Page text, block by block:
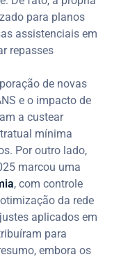
para planos
assistenciais em
repasses
de novas
e o impacto de
a custear
mínima
Por outro lado,
marcou uma
, com controle
da rede
aplicados em
para
embora os